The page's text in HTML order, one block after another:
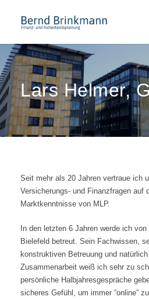
Lars Helmer,
Seit mehr als 20 Jahren vertraue ich
Versicherungs- und Finanzfragen auf
Marktkenntnisse von MLP.
In den letzten 6 Jahren werde ich
Bielefeld betreut. Sein Fachwissen,
konstruktiven Betreuung und
Zusammenarbeit weiß ich sehr zu
persönliche Halbjahresgespräche
sicheres Gefühl, um immer “online”